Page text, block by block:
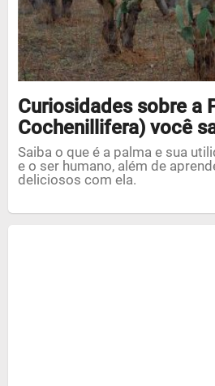
Curiosidades sobre a
Cochenillifera) você
Saiba o que é a palma e sua
e o ser humano, além de
deliciosos com ela.